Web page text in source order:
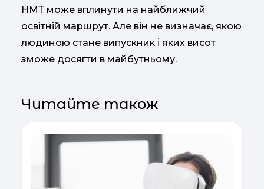
НМТ може вплинути на найближчий
освітній маршрут. Але він не визначає, якою
людиною стане випускник і яких висот
зможе досягти в майбутньому.
Читайте також